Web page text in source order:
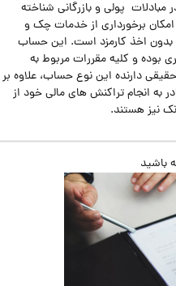
پولی و بازرگانی شناخته
برخورداری از خدمات چک و
اخذ کارمزد است. این حساب
و کلیه مقررات مربوط به
این نوع حساب، علاوه بر
انجام تراکنش های مالی خود از
هستند.